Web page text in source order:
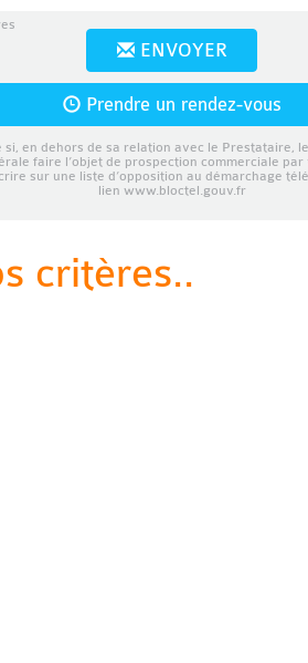
ENVOYER
Prendre un rendez-vous
si, en dehors de sa relation avec le Prestataire,
faire l’objet de prospection commerciale
sur une liste d’opposition au démarchage
lien www.bloctel.gouv.fr
critères..